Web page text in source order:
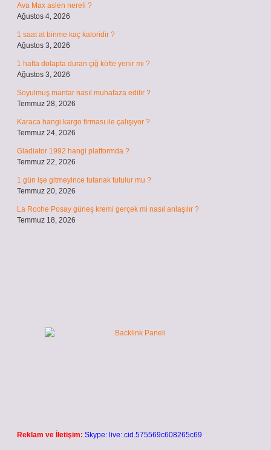
Ava Max aslen nereli ?
Ağustos 4, 2026
1 saat at binme kaç kaloridir ?
Ağustos 3, 2026
1 hafta dolapta duran çiğ köfte yenir mi ?
Ağustos 3, 2026
Soyulmuş mantar nasıl muhafaza edilir ?
Temmuz 28, 2026
Karaca hangi kargo firması ile çalışıyor ?
Temmuz 24, 2026
Gladiator 1992 hangi platformda ?
Temmuz 22, 2026
1 gün işe gitmeyince tutanak tutulur mu ?
Temmuz 20, 2026
La Roche Posay güneş kremi gerçek mi nasıl anlaşılır ?
Temmuz 18, 2026
Reklam ve İletişim: Skype: live:.cid.575569c608265c69